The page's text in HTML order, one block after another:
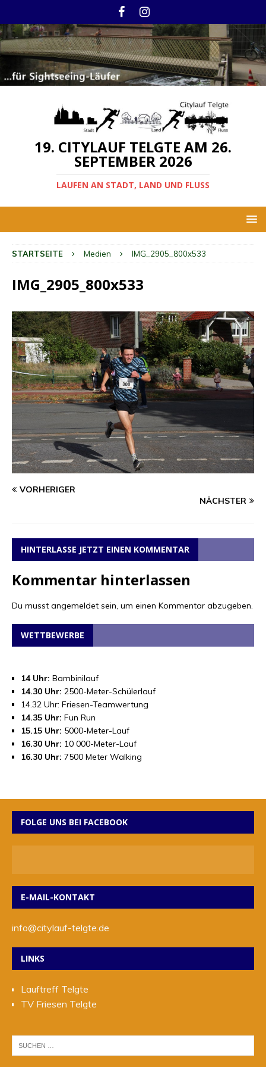
19. CITYLAUF TELGTE AM 26.
SEPTEMBER 2026
LAUFEN AN STADT, LAND UND FLUSS
STARTSEITE Medien IMG_2905_800x533
IMG_2905_800x533
VORHERIGER
NÄCHSTER
HINTERLASSE JETZT EINEN KOMMENTAR
Kommentar hinterlassen
Du musst angemeldet sein, um einen Kommentar abzugeben.
WETTBEWERBE
14 Uhr: Bambinilauf
14.30 Uhr: 2500-Meter-Schülerlauf
14.32 Uhr: Friesen-Teamwertung
14.35 Uhr: Fun Run
15.15 Uhr: 5000-Meter-Lauf
16.30 Uhr: 10 000-Meter-Lauf
16.30 Uhr: 7500 Meter Walking
FOLGE UNS BEI FACEBOOK
E-MAIL-KONTAKT
info@citylauf-telgte.de
LINKS
Lauftreff Telgte
TV Friesen Telgte